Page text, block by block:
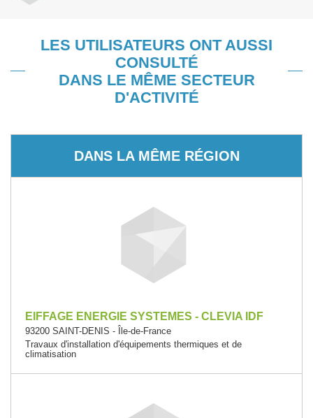
LES UTILISATEURS ONT AUSSI
CONSULTÉ
DANS LE MÊME SECTEUR
D'ACTIVITÉ
DANS LA MÊME RÉGION
EIFFAGE ENERGIE SYSTEMES - CLEVIA IDF
93200 SAINT-DENIS - Île-de-France
Travaux d'installation d'équipements thermiques et de
climatisation